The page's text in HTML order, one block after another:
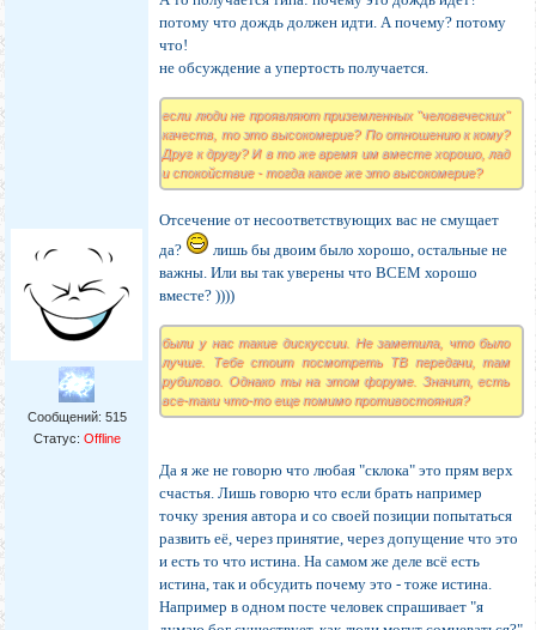
Сообщений: 515
Статус: Offline
потому что дождь должен идти. А почему? потому
что!
не обсуждение а упертость получается.
если люди не проявляют приземленных "человеческих"
качеств, то это высокомерие? По отношению к кому?
Друг к другу? И в то же время им вместе хорошо, лад
и спокойствие - тогда какое же это высокомерие?
Отсечение от несоответствующих вас не смущает
да?
лишь бы двоим было хорошо, остальные не
важны. Или вы так уверены что ВСЕМ хорошо
вместе? ))))
были у нас такие дискуссии. Не заметила, что было
лучше. Тебе стоит посмотреть ТВ передачи, там
рубилово. Однако ты на этом форуме. Значит, есть
все-таки что-то еще помимо противостояния?
Да я же не говорю что любая "склока" это прям верх
счастья. Лишь говорю что если брать например
точку зрения автора и со своей позиции попытаться
развить её, через принятие, через допущение что это
и есть то что истина. На самом же деле всё есть
истина, так и обсудить почему это - тоже истина.
Например в одном посте человек спрашивает "я